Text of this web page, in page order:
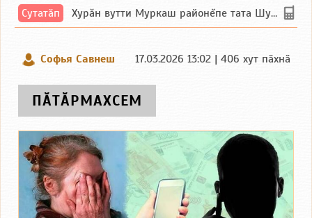
Сутатӑп Хурăн вутти Муркаш районĕпе тата Шупашкар районĕнчи Ишлей тăрăхĕпе сутатăп. Ха...
Софья Савнеш 17.03.2026 13:02 | 406 хут пӑхнӑ
ПӐТӐРМАХСЕМ